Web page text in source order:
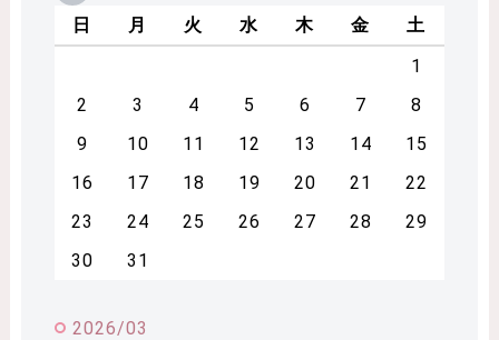
日
月 火 水 木 金
土
1
2
3 4 5 6 7
8
9
10 11 12 13 14
15
16
17 18 19 20 21
22
23
24 25 26 27 28
29
30
31
2026/03